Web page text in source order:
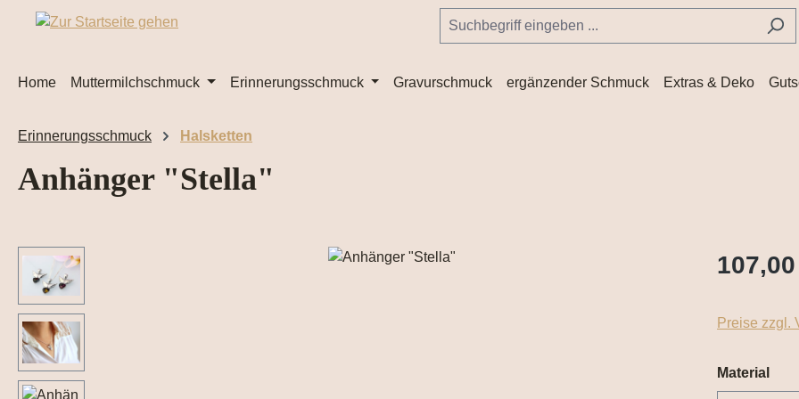
Hauptinhalt springen
Zur Suche springen
Zur Hauptnavigation springen
Home Muttermilchschmuck Erinnerungsschmuck Gravurschmuck ergänzender Schmuck Extras & Deko
Erinnerungsschmuck Halsketten
Anhänger "Stella"
Bildergalerie überspringen
Preise zzgl.
Material